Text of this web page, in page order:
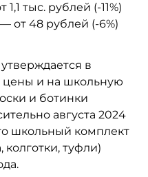
тыс. рублей (-11%)
от 48 рублей (-6%)
в
цены и на школьную
и ботинки
августа 2024
школьный комплект
колготки, туфли)